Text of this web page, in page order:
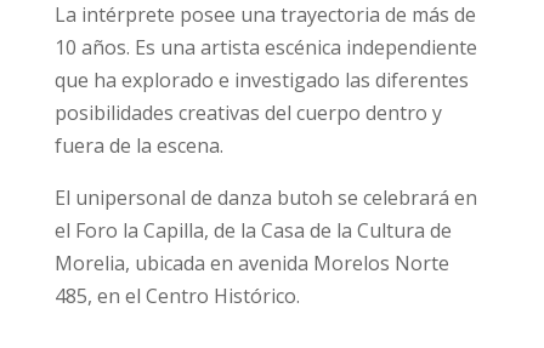
La intérprete posee una trayectoria de más de
10 años. Es una artista escénica independiente
que ha explorado e investigado las diferentes
posibilidades creativas del cuerpo dentro y
fuera de la escena.
El unipersonal de danza butoh se celebrará en
el Foro la Capilla, de la Casa de la Cultura de
Morelia, ubicada en avenida Morelos Norte
485, en el Centro Histórico.